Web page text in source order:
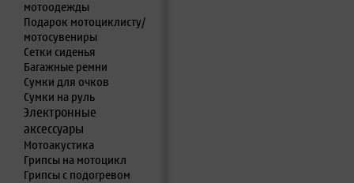
мотоодежды
Подарок мотоциклисту/
мотосувениры
Сетки сиденья
Багажные ремни
Сумки для очков
Сумки на руль
Электронные
аксессуары
Мотоакустика
Грипсы на мотоцикл
Грипсы с подогревом